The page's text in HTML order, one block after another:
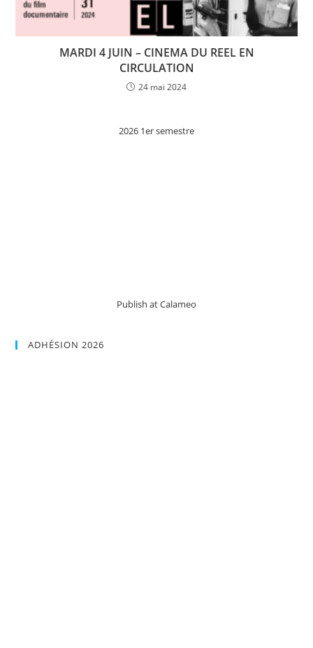
MARDI 4 JUIN – CINEMA DU REEL EN
CIRCULATION
24 mai 2024
2026 1er semestre
Publish at Calameo
ADHÉSION 2026